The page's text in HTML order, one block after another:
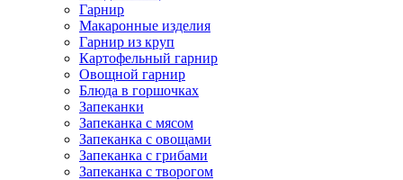
Гарнир
Макаронные изделия
Гарнир из круп
Картофельный гарнир
Овощной гарнир
Блюда в горшочках
Запеканки
Запеканка с мясом
Запеканка с овощами
Запеканка с грибами
Запеканка с творогом